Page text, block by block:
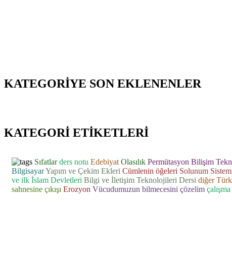
KATEGORİYE SON EKLENENLER
KATEGORİ ETİKETLERİ
Sıfatlar ders notu Edebiyat Olasılık Permütasyon Bilişim
BilgisayarYapım ve Çekim Ekleri Cümlenin öğeleri Solunum
ve ilk İslam Devletleri Bilgi ve İletişim Teknolojileri Dersi diğer
sahnesine çıkışı Erozyon Vücudumuzun bilmecesini çözelim